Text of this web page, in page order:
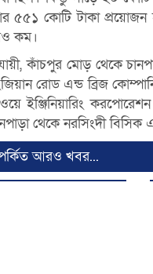
৫৫১ কোটি টাকা
কম।
কাঁচপুর মোড় থেকে
রোড এন্ড ব্রিজ
ইঞ্জিনিয়ারিং
থেকে নরসিংদী বিসিক
আরও খবর...